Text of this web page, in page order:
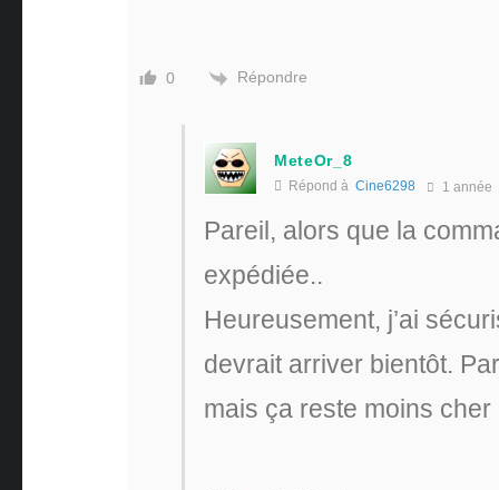
0 Répondre
MeteOr_8
Répond à Cine6298 1 année
Pareil, alors que la
expédiée..
Heureusement, j’ai
devrait arriver bientôt.
mais ça reste moins